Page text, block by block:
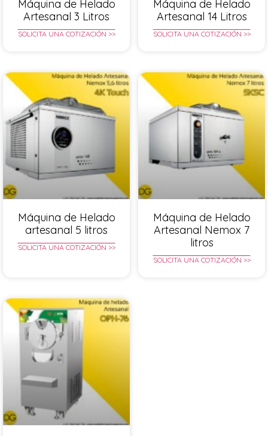
Máquina de Helado
Artesanal 3 Litros
SOLICITA UNA COTIZACIÓN >>
Máquina de Helado
Artesanal 14 Litros
SOLICITA UNA COTIZACIÓN >>
Máquina de Helado
artesanal 5 litros
SOLICITA UNA COTIZACIÓN >>
Máquina de Helado
Artesanal Nemox 7
litros
SOLICITA UNA COTIZACIÓN >>